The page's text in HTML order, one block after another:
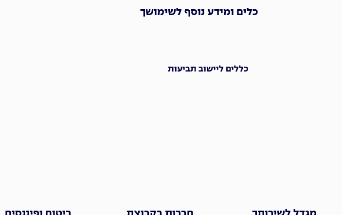
כלים ומידע נוסף לשימושך
כללים ליישוב תביעות